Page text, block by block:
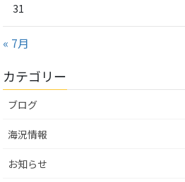
31
« 7月
カテゴリー
ブログ
海況情報
お知らせ